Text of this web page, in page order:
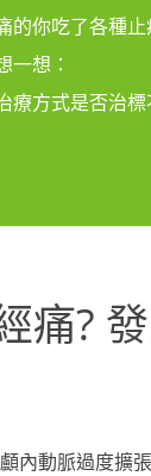
的你吃了各種
一想：
療方式是否治標
痛?
內動脈過度擴